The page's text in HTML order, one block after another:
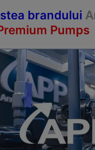
brandului
Pumps